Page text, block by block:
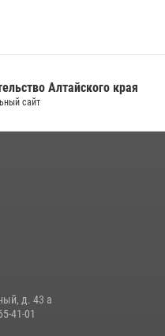
Алтайского края
сайт
д. 43 а
41-01